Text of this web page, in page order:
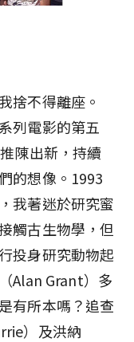
捨不得離座。
列電影的第五
陳出新，持續
的想像。1993
我著迷於研究蜜
觸古生物學，但
投身研究動物起
Alan Grant）多
有所本嗎？追查
）及洪納